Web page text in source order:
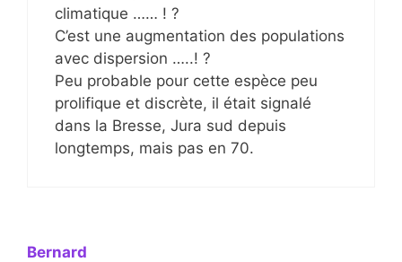
climatique …… ! ?
C’est une augmentation des populations
avec dispersion …..! ?
Peu probable pour cette espèce peu
prolifique et discrète, il était signalé
dans la Bresse, Jura sud depuis
longtemps, mais pas en 70.
Bernard